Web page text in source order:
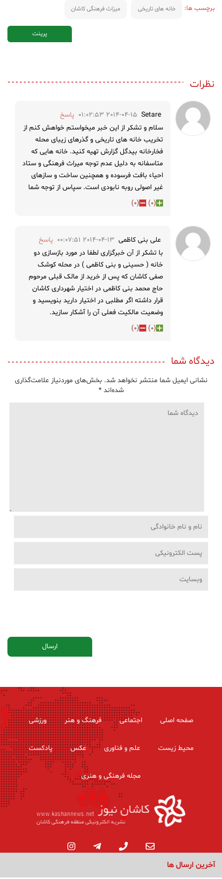
برچسب ها: خانه های تاریخی میزاث فرهنگی کاشان
پرینت
نظرات
Setare
2014-04-15 01:02:53
پاسخ
سلام و تشکر از این خبر میخواستم خواهش کنم از
تخریب خانه های تاریخی و گذرهای زیبای محله
فخارخانه بیدگل گزارش تهیه کنید. خانه هایی که
متاسفانه به دلیل عدم توجه میراث فرهنگی و ستاد
احیاء بافت فرسوده و همچنین ساخت و سازهای
غیر اصولی روبه نابودی است. سپاس از توجه شما
(
0
)
(
0
)
علی بنی کاظمی 2014-04-13 00:07:51
پاسخ
با تشکر از آن خبرگزاری لطفا در مورد بازسازی دو
خانه ( حسینی و بنی کاظمی ) در محله کوشک
صفی کاشان که پس از خرید از مالک قبلی مرحوم
حاج محمد بنی کاظمی در اختیار شهرداری کاشان
قرار داشته اگر مطلبی در اختیار دارید بنویسید و
وضعیت مالکیت فعلی آن را آشکار سازید.
(
0
)
(
0
)
دیدگاه شما
نشانی ایمیل شما منتشر نخواهد شد. بخش‌های موردنیاز علامت‌گذاری
شده‌اند*
آخرین ارسال ها
صفحه اصلی اجتماعی فرهنگ و هنر ورزشی
محیط زیست علم و فناوری عکس پادکست
مجله فرهنگی و هنری